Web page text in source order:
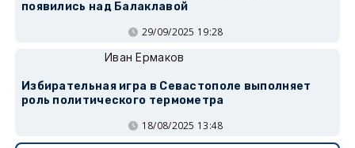
появились над Балаклавой
29/09/2025 19:28
Иван Ермаков
Избирательная игра в Севастополе выполняет
роль политического термометра
18/08/2025 13:48